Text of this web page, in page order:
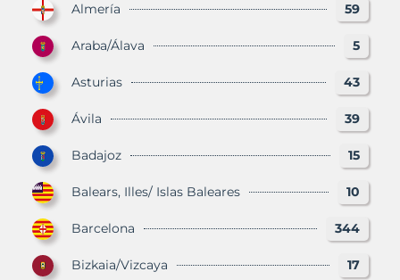
Almería 59
Araba/Álava 5
Asturias 43
Ávila 39
Badajoz 15
Balears, Illes/ Islas Baleares 10
Barcelona 344
Bizkaia/Vizcaya 17